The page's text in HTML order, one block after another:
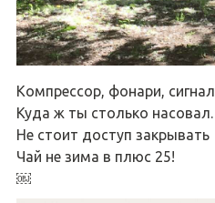
Компрессор, фонари, сигнал
Куда ж ты столько насовал.
Не стоит доступ закрывать
Чай не зима в плюс 25!
￼